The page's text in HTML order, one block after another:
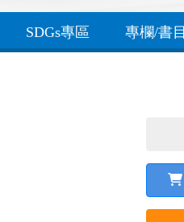
SDGs專區 專欄/書目